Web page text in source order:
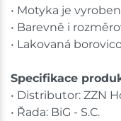
Velká Bíteš
Skladem na
Skladové
Ceny na
shopu.
• Motyka je
• Barevně i
• Lakovaná
Specifikace
• Distributor: ZZN
• Řada: BiG - S.C.